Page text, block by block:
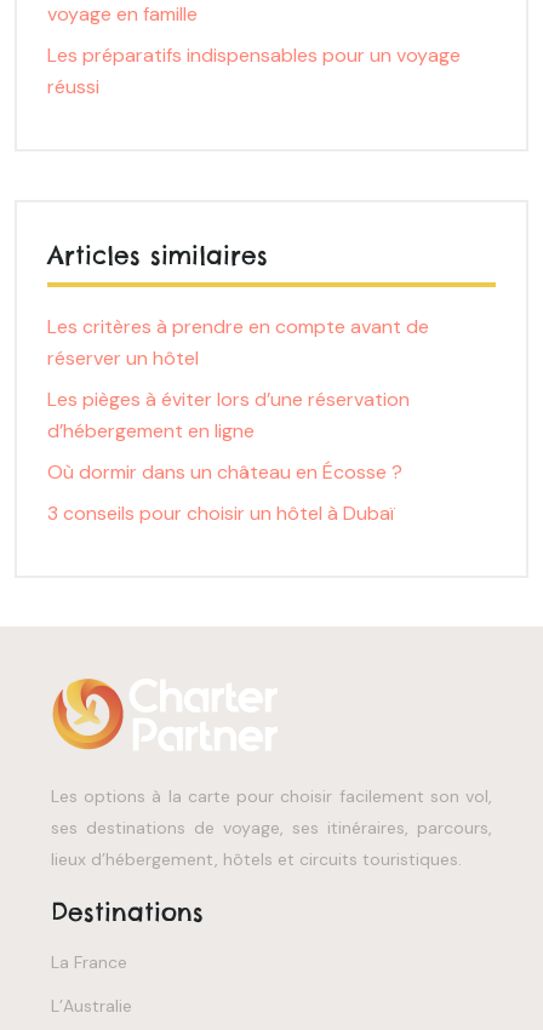
voyage en famille
Les préparatifs indispensables pour un voyage
réussi
Articles similaires
Les critères à prendre en compte avant de
réserver un hôtel
Les pièges à éviter lors d’une réservation
d’hébergement en ligne
Où dormir dans un château en Écosse ?
3 conseils pour choisir un hôtel à Dubaï
Les options à la carte pour choisir facilement son vol,
ses destinations de voyage, ses itinéraires, parcours,
lieux d’hébergement, hôtels et circuits touristiques.
Destinations
La France
L’Australie